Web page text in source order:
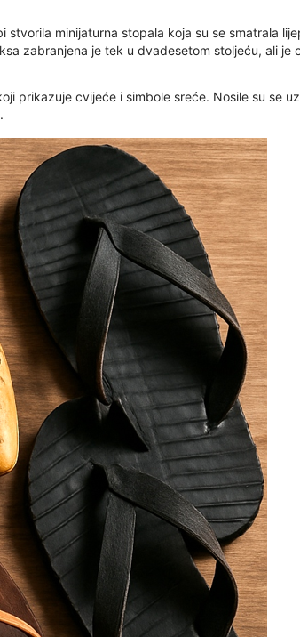
minijaturna stopala koja su se smatrala
zabranjena je tek u dvadesetom stoljeću, ali je
prikazuje cvijeće i simbole sreće. Nosile su se